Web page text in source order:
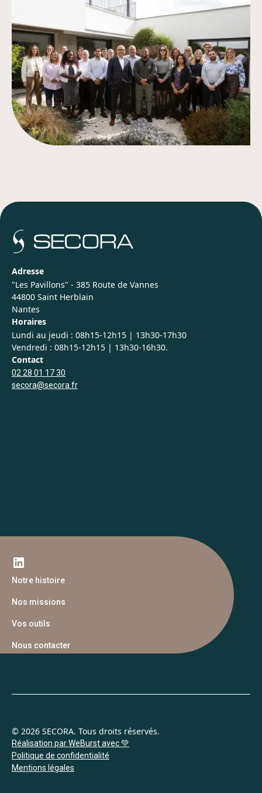
Adresse
"Les Pavillons" - 385 Route de Vannes
44800 Saint Herblain
Nantes
Horaires
Lundi au jeudi : 08h15-12h15 | 13h30-17h30
Vendredi : 08h15-12h15 | 13h30-16h30.
Contact
02 28 01 17 30
secora@secora.fr
Notre histoire
Nos missions
Vos outils
Nous contacter
© 2026 SECORA. Tous droits réservés.
Réalisation par WeBurst avec 💚
Politique de confidentialité
Mentions légales